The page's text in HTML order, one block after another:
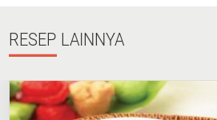
RESEP LAINNYA